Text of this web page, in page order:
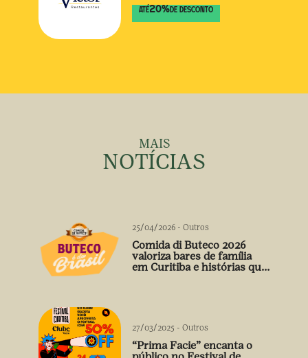
ATÉ20% DE DESCONTO
MAIS
NOTÍCIAS
25/04/2026 - Outros
Comida di Buteco 2026
valoriza bares de família
em Curitiba e histórias que
27/03/2025 - Outros
“Prima Facie” encanta o